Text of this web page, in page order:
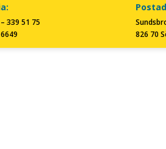
339 51 75
826 70